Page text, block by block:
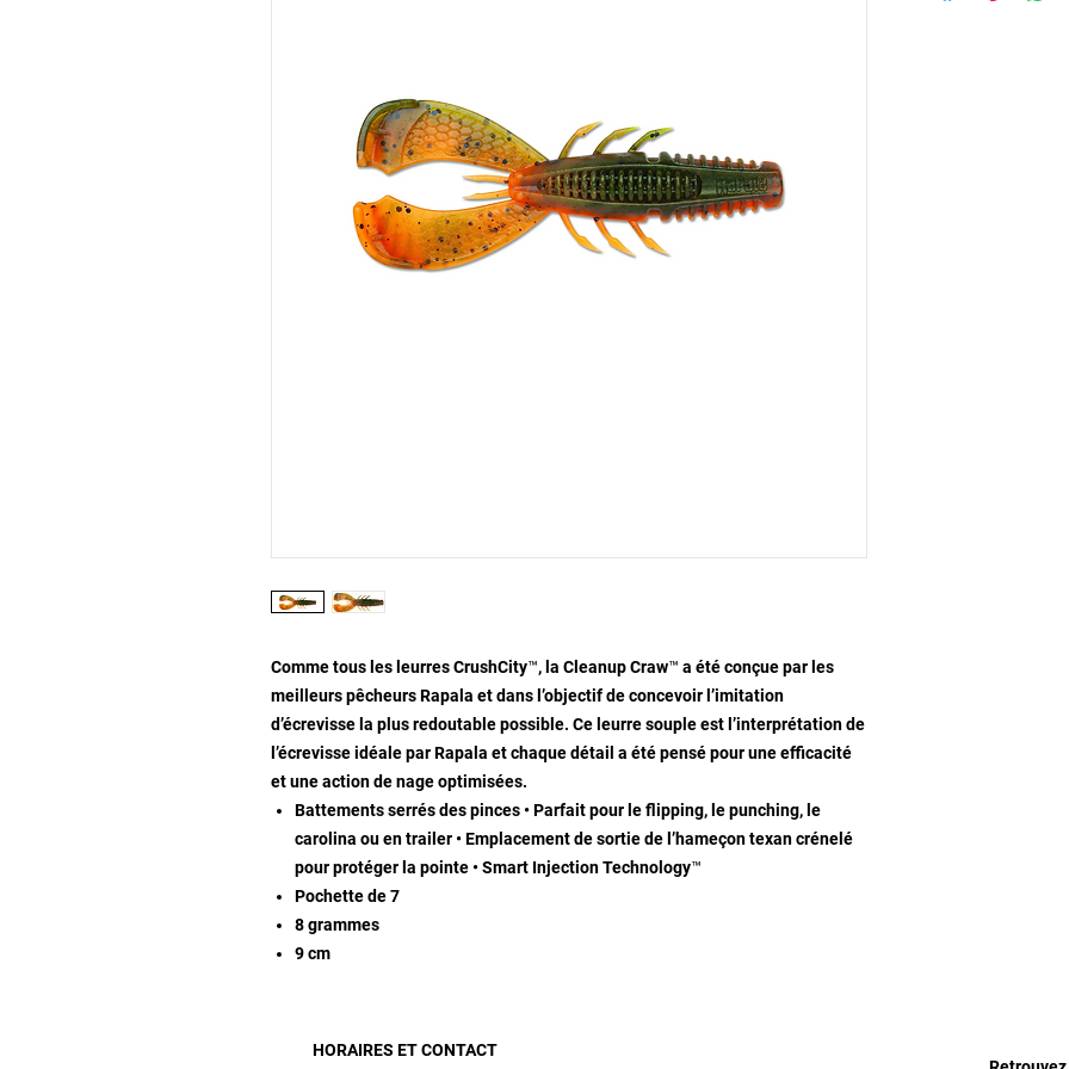
Comme tous les leurres CrushCity™, la Cleanup Craw™ a été conçue par les
meilleurs pêcheurs Rapala et dans l’objectif de concevoir l’imitation
d’écrevisse la plus redoutable possible. Ce leurre souple est l’interprétation de
l’écrevisse idéale par Rapala et chaque détail a été pensé pour une efficacité
et une action de nage optimisées.
Battements serrés des pinces • Parfait pour le flipping, le punching, le
carolina ou en trailer • Emplacement de sortie de l’hameçon texan crénelé
pour protéger la pointe • Smart Injection Technology™
Pochette de 7
8 grammes
9 cm
HORAIRES ET CONTACT